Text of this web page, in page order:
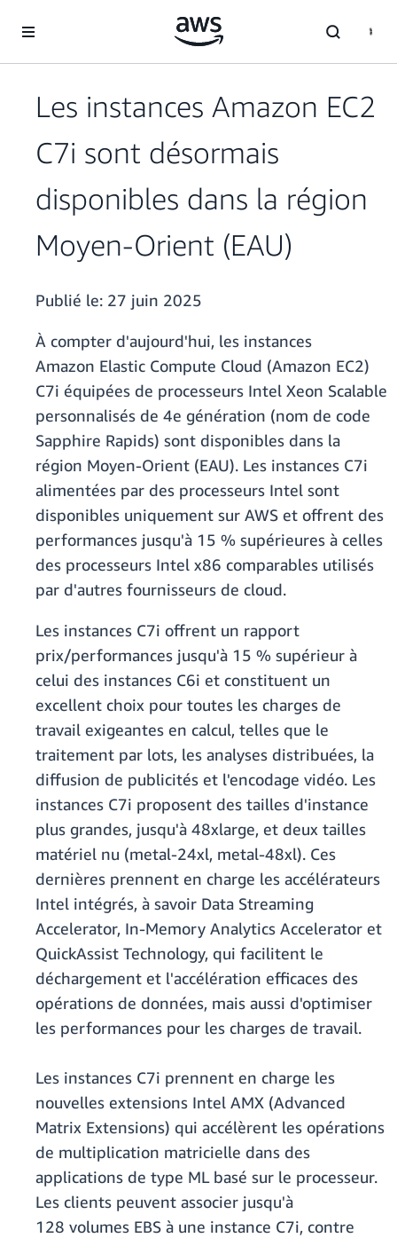
Les instances Amazon EC2
C7i sont désormais
disponibles dans la région
Moyen-Orient (EAU)
Publié le: 27 juin 2025
À compter d'aujourd'hui, les instances
Amazon Elastic Compute Cloud (Amazon EC2)
C7i équipées de processeurs Intel Xeon Scalable
personnalisés de 4e génération (nom de code
Sapphire Rapids) sont disponibles dans la
région Moyen-Orient (EAU). Les instances C7i
alimentées par des processeurs Intel sont
disponibles uniquement sur AWS et offrent des
performances jusqu'à 15 % supérieures à celles
des processeurs Intel x86 comparables utilisés
par d'autres fournisseurs de cloud.
Les instances C7i offrent un rapport
prix/performances jusqu'à 15 % supérieur à
celui des instances C6i et constituent un
excellent choix pour toutes les charges de
travail exigeantes en calcul, telles que le
traitement par lots, les analyses distribuées, la
diffusion de publicités et l'encodage vidéo. Les
instances C7i proposent des tailles d'instance
plus grandes, jusqu'à 48xlarge, et deux tailles
matériel nu (metal-24xl, metal-48xl). Ces
dernières prennent en charge les accélérateurs
Intel intégrés, à savoir Data Streaming
Accelerator, In-Memory Analytics Accelerator et
QuickAssist Technology, qui facilitent le
déchargement et l'accélération efficaces des
opérations de données, mais aussi d'optimiser
les performances pour les charges de travail.
Les instances C7i prennent en charge les
nouvelles extensions Intel AMX (Advanced
Matrix Extensions) qui accélèrent les opérations
de multiplication matricielle dans des
applications de type ML basé sur le processeur.
Les clients peuvent associer jusqu'à
128 volumes EBS à une instance C7i, contre